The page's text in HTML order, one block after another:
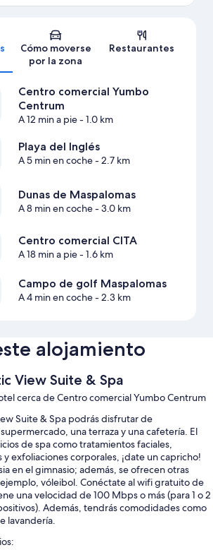
Cómo moverse
por la zona
Restaurantes
Centro comercial Yumbo
Centrum
A 12 min a pie- 1.0 km
Playa del Inglés
A 5 min en coche- 2.7 km
Dunas de Maspalomas
A 8 min en coche- 3.0 km
Centro comercial CITA
A 18 min a pie- 1.6 km
Campo de golf Maspalomas
A 4 min en coche- 2.3 km
alojamiento
View Suite & Spa
cerca de Centro comercial Yumbo Centrum
Suite & Spa podrás disfrutar de
una terraza y una cafetería. El
de spa como tratamientos faciales,
exfoliaciones corporales, ¡date un capricho!
en el gimnasio; además, se ofrecen otras
vóleibol. Conéctate al wifi gratuito de
una velocidad de 100 Mbps o más (para 1 o 2
Además, tendrás comodidades como
lavandería.